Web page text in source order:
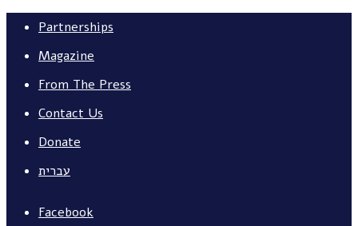
Partnerships
Magazine
From The Press
Contact Us
Donate
עברית
Facebook